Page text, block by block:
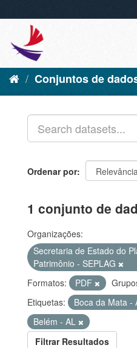
Conjuntos de
Ordenar por
1 conjunto de
Organizações:
Secretaria de Estado do
Patrimônio - SEPLAG
Formatos:
PDF
Etiquetas:
Boca da Mata -
Belém - AL
Filtrar Resultados